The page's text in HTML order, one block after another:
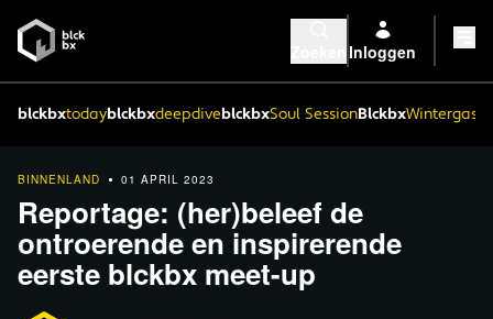
Inloggen
blckbxtodayblckbxdeepdiveblckbxSoul SessionBlckbx
BINNENLAND 01 APRIL 2023
Reportage: (her)beleef de
ontroerende en inspirerende
eerste blckbx meet-up